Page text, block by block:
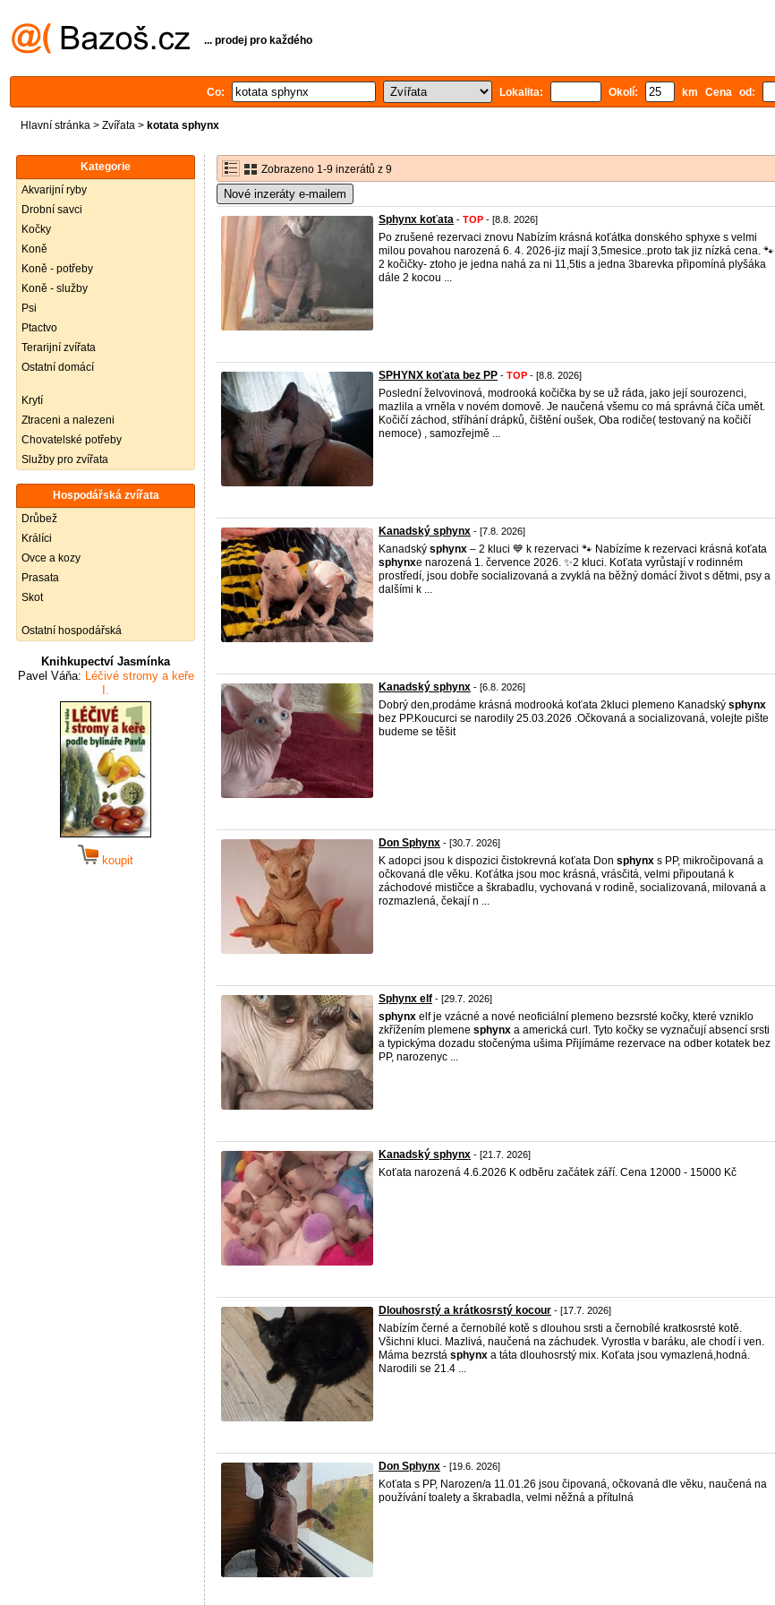
... prodej pro každého
Co: Lokalita: Okolí: km Cena od:
Hlavní stránka > Zvířata > kotata sphynx
Kategorie
Akvarijní ryby
Drobní savci
Kočky
Koně
Koně - potřeby
Koně - služby
Psi
Ptactvo
Terarijní zvířata
Ostatní domácí
Krytí
Ztraceni a nalezeni
Chovatelské potřeby
Služby pro zvířata
Hospodářská zvířata
Drůbež
Králíci
Ovce a kozy
Prasata
Skot
Ostatní hospodářská
Knihkupectví Jasmínka
Pavel Váňa: Léčivé stromy a keře
I.
koupit
Zobrazeno 1-9 inzerátů z 9
Nové inzeráty e-mailem
Sphynx koťata - TOP - [8.8. 2026]
Po zrušené rezervaci znovu Nabízím krásná koťátka donského sphyxe s velmi
milou povahou narozená 6. 4. 2026-jiz mají 3,5mesice..proto tak jiz nízká cena. 🐾
2 kočičky- ztoho je jedna nahá za ni 11,5tis a jedna 3barevka připomíná plyšáka
dále 2 kocou ...
SPHYNX koťata bez PP - TOP - [8.8. 2026]
Poslední želvovinová, modrooká kočička by se už ráda, jako její sourozenci,
mazlila a vrněla v novém domově. Je naučená všemu co má správná číča umět.
Kočičí záchod, stříhání drápků, čištění oušek, Oba rodiče( testovaný na kočičí
nemoce) , samozřejmě ...
Kanadský sphynx - [7.8. 2026]
Kanadský sphynx – 2 kluci 💙 k rezervaci 🐾 Nabízíme k rezervaci krásná koťata
sphynxe narozená 1. července 2026. ✨2 kluci. Koťata vyrůstají v rodinném
prostředí, jsou dobře socializovaná a zvyklá na běžný domácí život s dětmi, psy a
dalšími k ...
Kanadský sphynx - [6.8. 2026]
Dobrý den,prodáme krásná modrooká koťata 2kluci plemeno Kanadský sphynx
bez PP.Koucurci se narodily 25.03.2026 .Očkovaná a socializovaná, volejte pište
budeme se těšit
Don Sphynx - [30.7. 2026]
K adopci jsou k dispozici čistokrevná koťata Don sphynx s PP, mikročipovaná a
očkovaná dle věku. Koťátka jsou moc krásná, vrásčitá, velmi připoutaná k
záchodové mističce a škrabadlu, vychovaná v rodině, socializovaná, milovaná a
rozmazlená, čekají n ...
Sphynx elf - [29.7. 2026]
sphynx elf je vzácné a nové neoficiální plemeno bezsrsté kočky, které vzniklo
zkřížením plemene sphynx a americká curl. Tyto kočky se vyznačují absencí srsti
a typickýma dozadu stočenýma ušima Přijímáme rezervace na odber kotatek bez
PP, narozenyc ...
Kanadský sphynx - [21.7. 2026]
Koťata narozená 4.6.2026 K odběru začátek září. Cena 12000 - 15000 Kč
Dlouhosrstý a krátkosrstý kocour - [17.7. 2026]
Nabízím černé a černobílé kotě s dlouhou srsti a černobílé kratkosrsté kotě.
Všichni kluci. Mazlivá, naučená na záchudek. Vyrostla v baráku, ale chodí i ven.
Máma bezrstá sphynx a táta dlouhosrstý mix. Koťata jsou vymazlená,hodná.
Narodili se 21.4 ...
Don Sphynx - [19.6. 2026]
Koťata s PP, Narozen/a 11.01.26 jsou čipovaná, očkovaná dle věku, naučená na
používání toalety a škrabadla, velmi něžná a přítulná